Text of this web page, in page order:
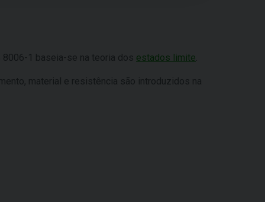
8006-1 baseia-se na teoria dos estados limite
material e resistência são introduzidos na